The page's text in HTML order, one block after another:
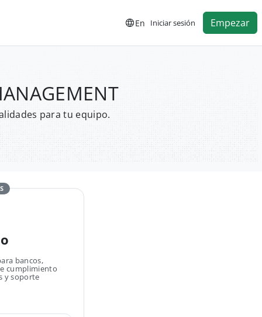
En Iniciar sesión Empezar
para tu equipo.
bancos,
cumplimiento
y soporte